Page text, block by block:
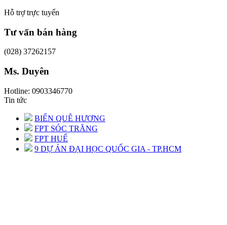
Hỗ trợ trực tuyến
Tư vấn bán hàng
(028) 37262157
Ms. Duyên
Hotline: 0903346770
Tin tức
BIỂN QUÊ HƯƠNG
FPT SÓC TRĂNG
FPT HUẾ
9 DỰ ÁN ĐẠI HỌC QUỐC GIA - TP.HCM